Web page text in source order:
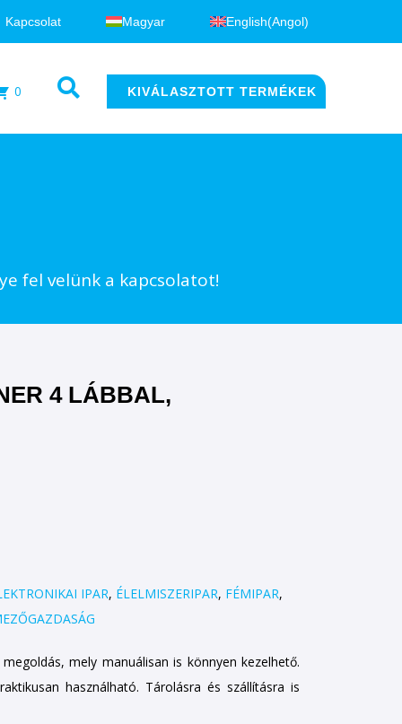
Kapcsolat Magyar English(Angol)
0 KIVÁLASZTOTT TERMÉKEK
fel velünk a kapcsolatot!
4 LÁBBAL,
IPAR, ÉLELMISZERIPAR, FÉMIPAR,
mely manuálisan is könnyen kezelhető.
használható. Tárolásra és szállításra is